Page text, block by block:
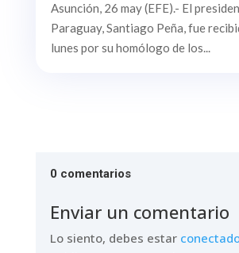
Asunción, 26 may (EFE).- El
Paraguay, Santiago Peña, fue
lunes por su homólogo de los...
0 comentarios
Enviar un comentario
Lo siento, debes estar